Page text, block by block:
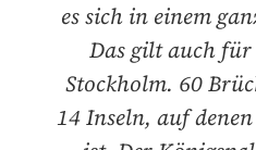
es sich in einem
Das gilt auch
Stockholm. 60
14 Inseln, auf